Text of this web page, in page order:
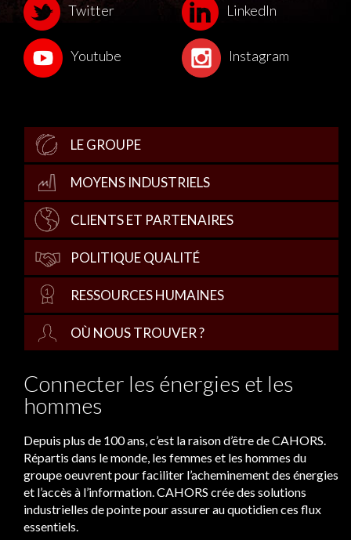
Twitter LinkedIn
Youtube Instagram
LE GROUPE
MOYENS INDUSTRIELS
CLIENTS ET PARTENAIRES
POLITIQUE QUALITÉ
RESSOURCES HUMAINES
OÙ NOUS TROUVER ?
Connecter les énergies et les
hommes
Depuis plus de 100 ans, c’est la raison d’être de CAHORS.
Répartis dans le monde, les femmes et les hommes du
groupe oeuvrent pour faciliter l’acheminement des énergies
et l’accès à l’information. CAHORS crée des solutions
industrielles de pointe pour assurer au quotidien ces flux
essentiels.